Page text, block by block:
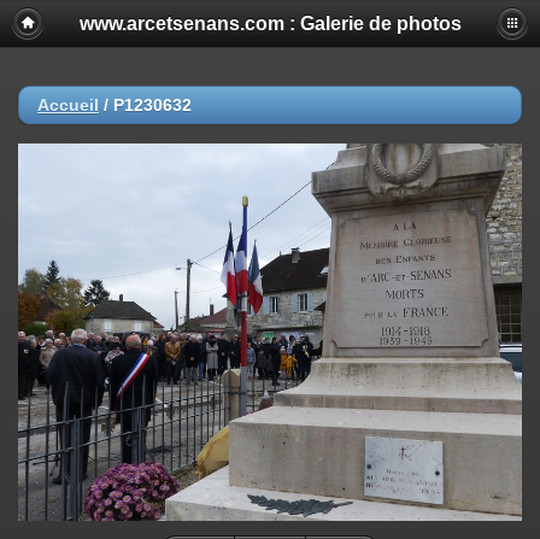
www.arcetsenans.com : Galerie de photos
Accueil / P1230632